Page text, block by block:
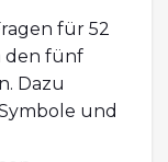
für 52
den fünf
Dazu
und